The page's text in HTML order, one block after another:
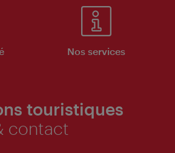
Nos services
touristiques
contact